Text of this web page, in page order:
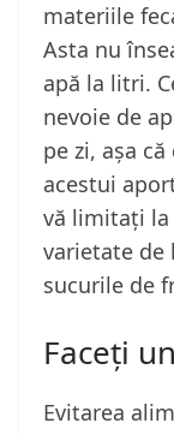
materiile
Asta nu
apă la litri.
nevoie de
pe zi, așa
acestui
vă limitați la
varietate de
sucurile de
Faceți
Evitarea